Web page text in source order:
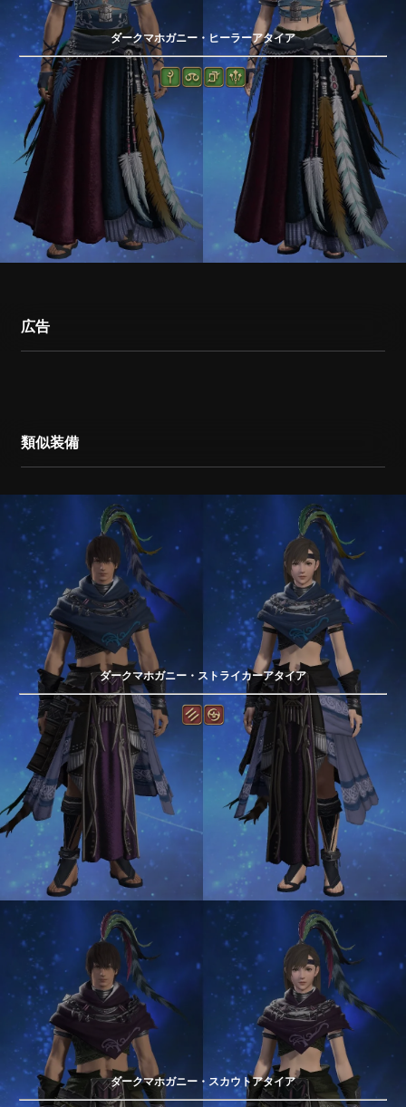
ダークマホガニー・ヒーラーアタイア
広告
類似装備
ダークマホガニー・ストライカーアタイア
ダークマホガニー・スカウトアタイア